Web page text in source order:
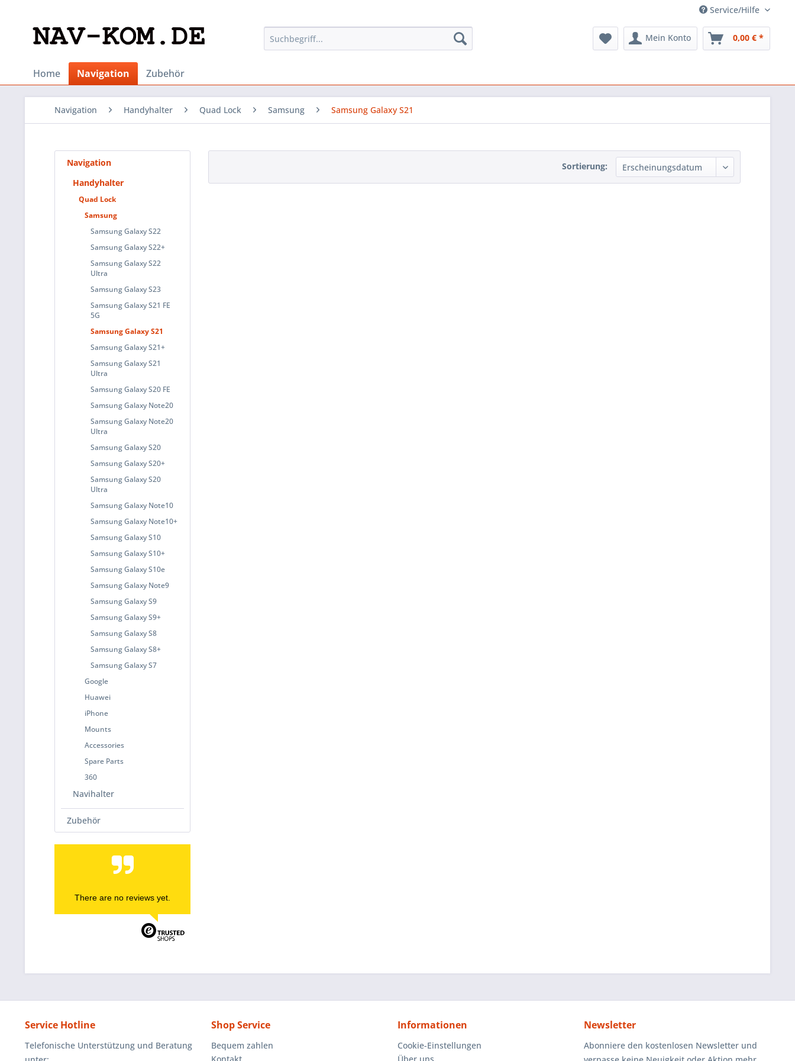
Service/Hilfe
Mein Konto 0,00 € *
Home Navigation Zubehör
Navigation Handyhalter Quad Lock Samsung Samsung Galaxy S21
Navigation
Handyhalter
Quad Lock
Samsung
Samsung Galaxy S22
Samsung Galaxy S22+
Samsung Galaxy S22
Ultra
Samsung Galaxy S23
Samsung Galaxy S21 FE
5G
Samsung Galaxy S21
Samsung Galaxy S21+
Samsung Galaxy S21
Ultra
Samsung Galaxy S20 FE
Samsung Galaxy Note20
Samsung Galaxy Note20
Ultra
Samsung Galaxy S20
Samsung Galaxy S20+
Samsung Galaxy S20
Ultra
Samsung Galaxy Note10
Samsung Galaxy Note10+
Samsung Galaxy S10
Samsung Galaxy S10+
Samsung Galaxy S10e
Samsung Galaxy Note9
Samsung Galaxy S9
Samsung Galaxy S9+
Samsung Galaxy S8
Samsung Galaxy S8+
Samsung Galaxy S7
Google
Huawei
iPhone
Mounts
Accessories
Spare Parts
360
Navihalter
Zubehör
There are no reviews yet.
Sortierung:
Service Hotline
Telefonische Unterstützung und Beratung
Shop Service
Bequem zahlen
Informationen
Cookie-Einstellungen
Newsletter
Abonniere den kostenlosen Newsletter und